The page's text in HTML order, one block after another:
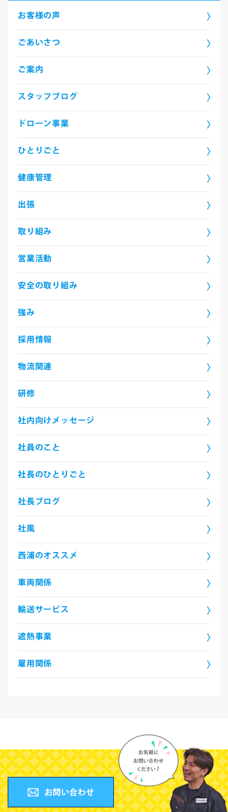
お客様の声
ごあいさつ
ご案内
スタッフブログ
ドローン事業
ひとりごと
健康管理
出張
取り組み
営業活動
安全の取り組み
強み
採用情報
物流関連
研修
社内向けメッセージ
社員のこと
社長のひとりごと
社長ブログ
社風
西浦のオススメ
車両関係
輸送サービス
遮熱事業
雇用関係